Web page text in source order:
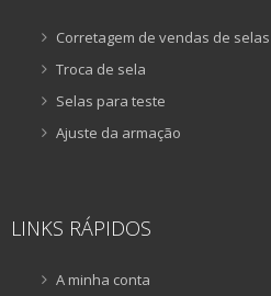
Corretagem de vendas de selas
Troca de sela
Selas para teste
Ajuste da armação
LINKS RÁPIDOS
A minha conta